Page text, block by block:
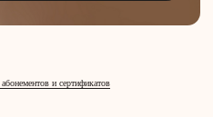
и сертификатов